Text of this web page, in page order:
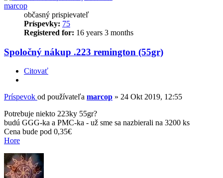
marcop
občasný prispievateľ
Príspevky: 75
Registered for: 16 years 3 months
Spoločný nákup .223 remington (55gr)
Citovať
Príspevok od používateľa marcop » 24 Okt 2019, 12:55
Potrebuje niekto 223ky 55gr?
budú GGG-ka a PMC-ka - už sme sa nazbierali na 3200 ks
Cena bude pod 0,35€
Hore